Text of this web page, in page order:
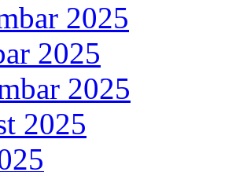
2025
2025
2025
2025